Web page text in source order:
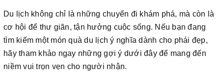
Du lịch không chỉ là những chuyến đi khám phá, mà còn là
cơ hội để thư giãn, tận hưởng cuộc sống. Nếu bạn đang
tìm kiếm một món quà du lịch ý nghĩa dành cho phái đẹp,
hãy tham khảo ngay những gợi ý dưới đây để mang đến
niềm vui trọn vẹn cho người nhận.